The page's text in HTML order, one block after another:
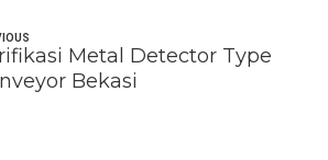
Metal Detector Type
Bekasi